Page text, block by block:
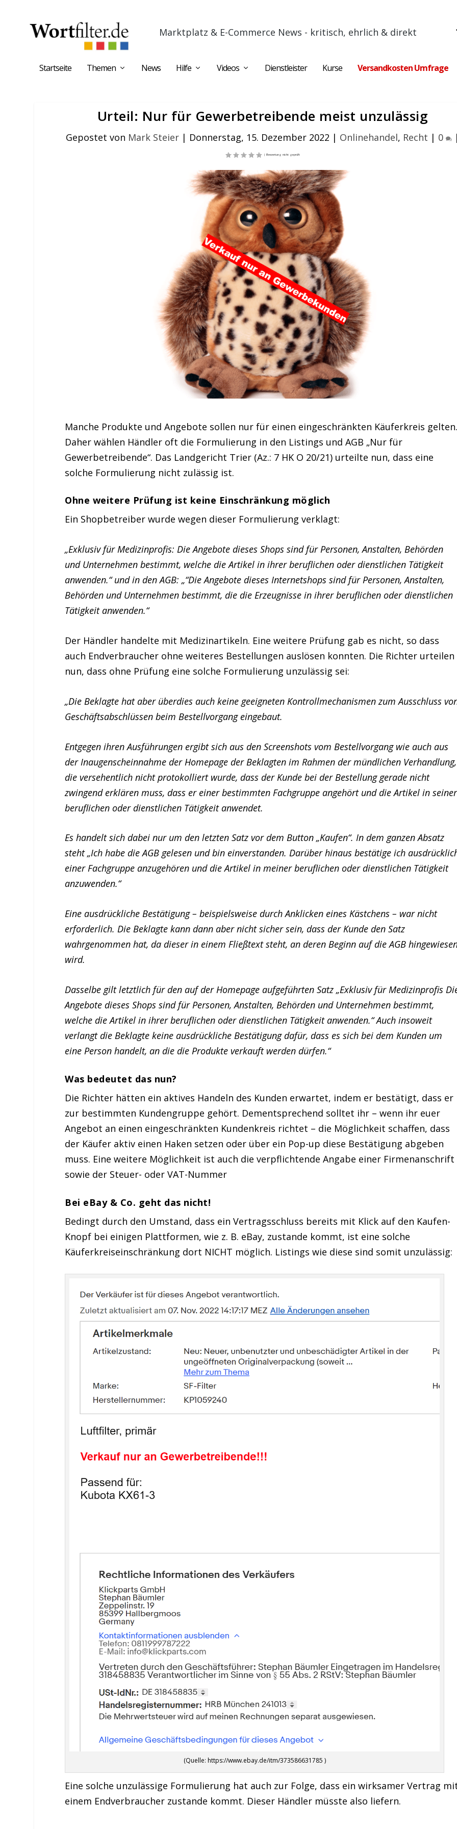
Marktplatz & E-Commerce News - kritisch, ehrlich & direkt
Startseite Themen News Hilfe Videos Dienstleister Kurse Versandkosten Umfrage
Urteil: Nur für Gewerbetreibende meist unzulässig
Gepostet von Mark Steier| Donnerstag, 15. Dezember 2022 | Onlinehandel, Recht | 0
Manche Produkte und Angebote sollen nur für einen eingeschränkten Käuferkreis
Daher wählen Händler oft die Formulierung in den Listings und AGB „Nur für
Gewerbetreibende“. Das Landgericht Trier (Az.: 7 HK O 20/21) urteilte nun, dass eine
solche Formulierung nicht zulässig ist.
Ohne weitere Prüfung ist keine Einschränkung möglich
Ein Shopbetreiber wurde wegen dieser Formulierung verklagt:
„Exklusiv für Medizinprofis: Die Angebote dieses Shops sind für Personen, Anstalten, Behörden
und Unternehmen bestimmt, welche die Artikel in ihrer beruflichen oder dienstlichen Tätigkeit
anwenden.“ und in den AGB: „“Die Angebote dieses Internetshops sind für Personen, Anstalten,
Behörden und Unternehmen bestimmt, die die Erzeugnisse in ihrer beruflichen oder dienstlichen
Tätigkeit anwenden.“
Der Händler handelte mit Medizinartikeln. Eine weitere Prüfung gab es nicht, so dass
auch Endverbraucher ohne weiteres Bestellungen auslösen konnten. Die Richter urteilen
nun, dass ohne Prüfung eine solche Formulierung unzulässig sei:
„Die Beklagte hat aber überdies auch keine geeigneten Kontrollmechanismen zum Ausschluss
Geschäftsabschlüssen beim Bestellvorgang eingebaut.
Entgegen ihren Ausführungen ergibt sich aus den Screenshots vom Bestellvorgang wie auch aus
der Inaugenscheinnahme der Homepage der Beklagten im Rahmen der mündlichen Verhandlung,
die versehentlich nicht protokolliert wurde, dass der Kunde bei der Bestellung gerade nicht
zwingend erklären muss, dass er einer bestimmten Fachgruppe angehört und die Artikel in seiner
beruflichen oder dienstlichen Tätigkeit anwendet.
Es handelt sich dabei nur um den letzten Satz vor dem Button „Kaufen“. In dem ganzen Absatz
steht „Ich habe die AGB gelesen und bin einverstanden. Darüber hinaus bestätige ich
einer Fachgruppe anzugehören und die Artikel in meiner beruflichen oder dienstlichen Tätigkeit
anzuwenden.“
Eine ausdrückliche Bestätigung – beispielsweise durch Anklicken eines Kästchens – war nicht
erforderlich. Die Beklagte kann dann aber nicht sicher sein, dass der Kunde den Satz
wahrgenommen hat, da dieser in einem Fließtext steht, an deren Beginn auf die AGB
wird.
Dasselbe gilt letztlich für den auf der Homepage aufgeführten Satz „Exklusiv für Medizinprofis
Angebote dieses Shops sind für Personen, Anstalten, Behörden und Unternehmen bestimmt,
welche die Artikel in ihrer beruflichen oder dienstlichen Tätigkeit anwenden.“ Auch insoweit
verlangt die Beklagte keine ausdrückliche Bestätigung dafür, dass es sich bei dem Kunden um
eine Person handelt, an die die Produkte verkauft werden dürfen.“
Was bedeutet das nun?
Die Richter hätten ein aktives Handeln des Kunden erwartet, indem er bestätigt, dass er
zur bestimmten Kundengruppe gehört. Dementsprechend solltet ihr – wenn ihr euer
Angebot an einen eingeschränkten Kundenkreis richtet – die Möglichkeit schaffen, dass
der Käufer aktiv einen Haken setzen oder über ein Pop-up diese Bestätigung abgeben
muss. Eine weitere Möglichkeit ist auch die verpflichtende Angabe einer Firmenanschrift
sowie der Steuer- oder VAT-Nummer
Bei eBay & Co. geht das nicht!
Bedingt durch den Umstand, dass ein Vertragsschluss bereits mit Klick auf den Kaufen-
Knopf bei einigen Plattformen, wie z. B. eBay, zustande kommt, ist eine solche
Käuferkreiseinschränkung dort NICHT möglich. Listings wie diese sind somit unzulässig:
(Quelle: https://www.ebay.de/itm/373586631785 )
Eine solche unzulässige Formulierung hat auch zur Folge, dass ein wirksamer Vertrag
einem Endverbraucher zustande kommt. Dieser Händler müsste also liefern.